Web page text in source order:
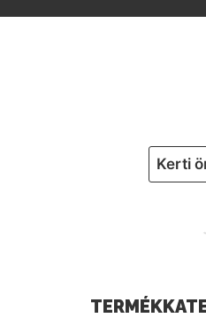
Kerti